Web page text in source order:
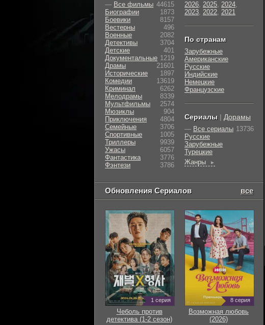
— Все фильмы 44615
Биографии
1873
Боевики
8157
Вестерны
496
Военные
2082
Детективы
3704
Детские
401
Документальные 1219
Драмы
21601
Исторические
1897
Комедии
13619
Криминал
6262
Мелодрамы
8339
Мультфильмы
2574
Мюзиклы
904
Приключения
4804
Семейные
3706
Cпортивные
1005
Триллеры
9939
Ужасы
6057
Фантастика
3776
Фэнтези
3786
2026, 2025, 2024,
2023, 2022, 2021
По странам
Зарубежные
Американские
Русские
Индийские
Немецкие
Французские
Сериалы | Дорамы
— Все сериалы 13736
Русские
Зарубежные
Турецкие
Жанры
►
Обновления Сериалов все
1 серия
Чеболь против
детектива (1-2 сезон)
8 серия
Возможная любовь
(2026)